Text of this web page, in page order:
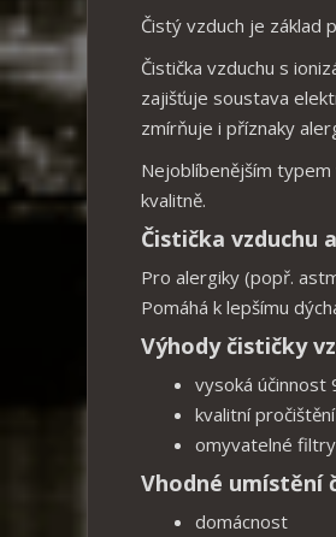
Čistý vzduch je základ
Čistička vzduchu s
zajišťuje soustava
zmírňuje i příznaky
Nejoblíbenějším
kvalitně.
Čistička vzduchu
Pro alergiky (popř.
Pomáhá k lepšímu
Výhody čističky
vysoká účinnost
kvalitní
omyvatelné filtry
Vhodné umístění
domácnost